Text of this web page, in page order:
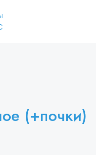
(+почки)